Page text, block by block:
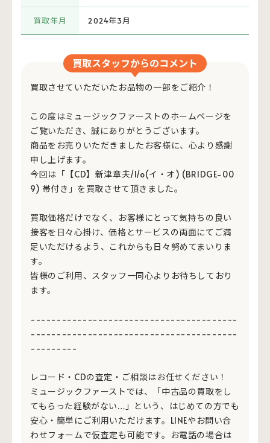
買取年月 2024年3月
買取スタッフからのコメント
買取させていただいたお品物の一部をご紹介！
この度はミュージックファーストのホームページを
ご覧いただき、誠にありがとうございます。
商品をお売りいただきましたお客様に、心より感謝
申し上げます。
今回は「【CD】新津章夫/I/o(イ・オ) (BRIDGE-00
9) 帯付き」を買取させて頂きました。
買取価格だけでなく、お客様にとって気持ちの良い
接客を日々心掛け、価格とサービスの両面にてご満
足いただけるよう、これからも日々努めてまいりま
す。
皆様のご利用、スタッフ一同心よりお待ちしており
ます。
----------------------------------------
----------------------------------------
---------
レコード・CDの査定・ご相談はお任せください！
ミュージックファーストでは、「中古品の買取をし
てもらった経験がない…」という、はじめての方でも
安心・簡単にご利用いただけます。LINEやお問い合
わせフォームで仮査定も可能です。お電話の場合は